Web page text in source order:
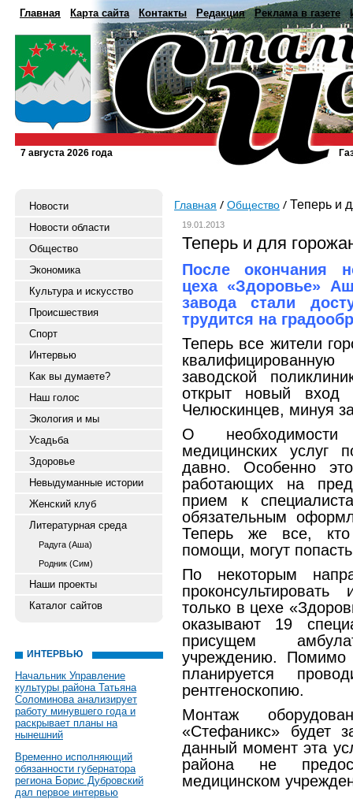
Главная Карта сайта Контакты Редакция Реклама в газете
7 августа 2026 года
Новости
Новости области
Общество
Экономика
Культура и искусство
Происшествия
Спорт
Интервью
Как вы думаете?
Наш голос
Экология и мы
Усадьба
Здоровье
Невыдуманные истории
Женский клуб
Литературная среда
Радуга (Аша)
Родник (Сим)
Наши проекты
Каталог сайтов
ИНТЕРВЬЮ
Начальник Управление
культуры района Татьяна
Соломинова анализирует
работу минувшего года и
раскрывает планы на
нынешний
Временно исполняющий
обязанности губернатора
региона Борис Дубровский
дал первое интервью
Главная Общество Теперь и
19.01.2013
Теперь и для
После окончания
цеха «Здоровье»
завода стали
трудится на
Теперь все жители
заводской
открыт новый
Челюскинцев, минуя
О необходимости
медицинских услуг
давно. Особенно
работающих на
прием к
обязательным
Теперь же все, кто
помощи, могут
По некоторым
только в цехе
оказывают 19
присущем
учреждению. Помимо
планируется
рентгеноскопию.
Монтаж
«Стефаникс» будет
данный момент эта
района не
медицинском